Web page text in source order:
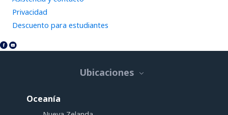
Privacidad
Descuento para estudiantes
Ubicaciones
Oceanía